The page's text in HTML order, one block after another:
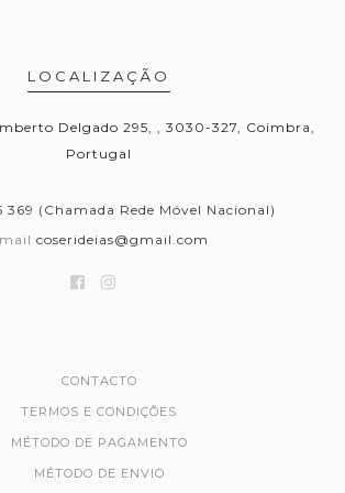
LOCALIZAÇÃO
Delgado 295, , 3030-327, Coimbra,
Portugal
369 (Chamada Rede Móvel Nacional)
coserideias@gmail.com
CONTACTO
TERMOS E CONDIÇÕES
MÉTODO DE PAGAMENTO
MÉTODO DE ENVIO